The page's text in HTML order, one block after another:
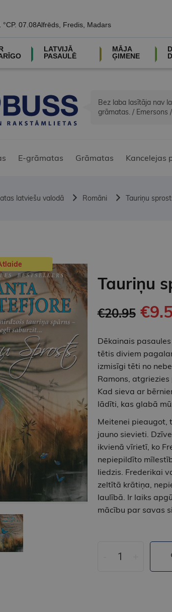
°CP. 07.08Alfrēds, Fredis, Madars
LATVIJĀ
PASAULĒ
MĀJA
ĢIMENE
Bez laba lasītāja nav
grāmatas. / Emersons /
E-grāmatas Grāmatas Kancelejas
latviešu valodā Romāni Tauriņu
Tauriņu
€20.95
Dēkainais
tētis diviem
izmisīgi tēti no
Ramons,
Kad sieva ar
lādīti, kas glabā
Meitenei pieaugot,
jauno sievieti.
ikvienā vīrietī, ko
nepiepildīto
liedzis. Frederikai
zeltītā krātiņa,
laulībā. Ir laiks
mācību par savas